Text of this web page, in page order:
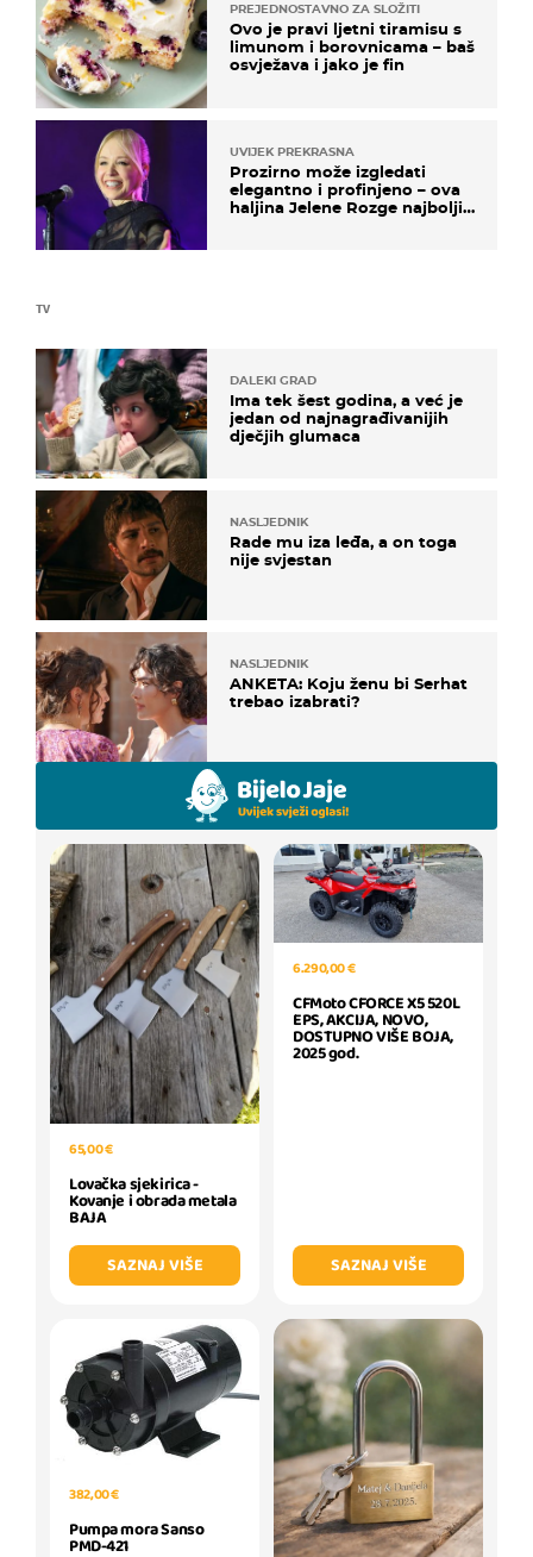
TV
DALEKI GRAD
Ima tek šest godina, a već je
jedan od najnagrađivanijih
dječjih glumaca
NASLJEDNIK
Rade mu iza leđa, a on toga
nije svjestan
NASLJEDNIK
ANKETA: Koju ženu bi Serhat
trebao izabrati?
PREJEDNOSTAVNO ZA SLOŽITI
Ovo je pravi ljetni tiramisu s
limunom i borovnicama – baš
osvježava i jako je fin
UVIJEK PREKRASNA
Prozirno može izgledati
elegantno i profinjeno – ova
haljina Jelene Rozge najbolji
65,00 €
Lovačka sjekirica -
Kovanje i obrada metala
BAJA
SAZNAJ VIŠE
6.290,00 €
CFMoto CFORCE X5 520L
EPS, AKCIJA, NOVO,
DOSTUPNO VIŠE BOJA,
2025 god.
SAZNAJ VIŠE
382,00 €
Pumpa mora Sanso
PMD-421